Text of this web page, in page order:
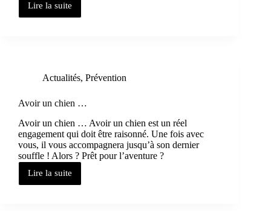
Lire la suite
Actualités, Prévention
Avoir un chien …
Avoir un chien … Avoir un chien est un réel
engagement qui doit être raisonné. Une fois avec
vous, il vous accompagnera jusqu’à son dernier
souffle ! Alors ? Prêt pour l’aventure ?
Lire la suite